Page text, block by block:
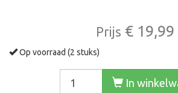
Prijs € 19,99
Op voorraad (2 stuks)
In